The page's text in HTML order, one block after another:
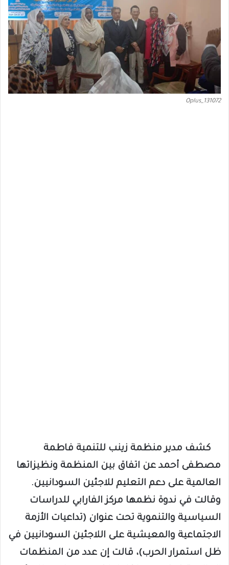
Oplus_131072
كشف مدير منظمة زينب للتنمية فاطمة
مصطفى أحمد عن اتفاق بين المنظمة ونظيزاتها
العالمية على دعم التعليم للاجئين السودانيين.
وقالت في ندوة نظمها مركز الفارابي للدراسات
السياسية والتنموية تحت عنوان (تداعيات الأزمة
الاجتماعية والمعيشية على اللاجئين السودانيين في
ظل استمرار الحرب)، قالت إن عدد من المنظمات